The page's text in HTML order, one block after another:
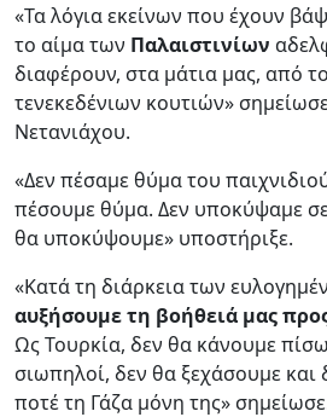
«Τα λόγια εκείνων που έχουν
το αίμα των Παλαιστινίων
διαφέρουν, στα μάτια μας, από
τενεκεδένιων κουτιών»
Νετανιάχου.
«Δεν πέσαμε θύμα του
πέσουμε θύμα. Δεν υποκύψαμε
θα υποκύψουμε» υποστήριξε.
«Κατά τη διάρκεια των
αυξήσουμε τη βοήθειά μας
Ως Τουρκία, δεν θα κάνουμε
σιωπηλοί, δεν θα ξεχάσουμε
ποτέ τη Γάζα μόνη της»